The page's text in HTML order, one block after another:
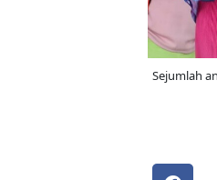
Sejumlah